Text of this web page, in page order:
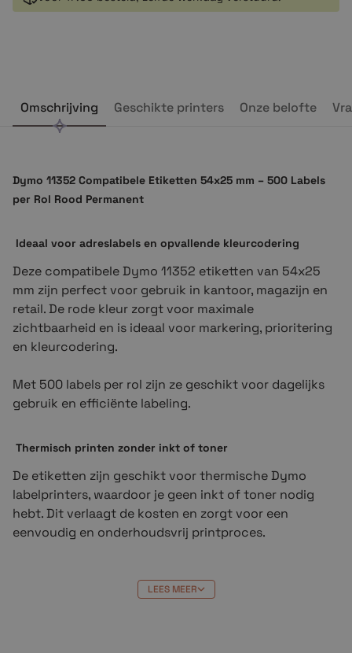
Omschrijving Geschikte printers Onze belofte
Dymo 11352 Compatibele Etiketten 54x25 mm – 500 Labels
per Rol Rood Permanent
Ideaal voor adreslabels en opvallende kleurcodering
Deze compatibele Dymo 11352 etiketten van 54x25
mm zijn perfect voor gebruik in kantoor, magazijn en
retail. De rode kleur zorgt voor maximale
zichtbaarheid en is ideaal voor markering, prioritering
en kleurcodering.
Met 500 labels per rol zijn ze geschikt voor dagelijks
gebruik en efficiënte labeling.
Thermisch printen zonder inkt of toner
De etiketten zijn geschikt voor thermische Dymo
labelprinters, waardoor je geen inkt of toner nodig
hebt. Dit verlaagt de kosten en zorgt voor een
eenvoudig en onderhoudsvrij printproces.
LEES MEER